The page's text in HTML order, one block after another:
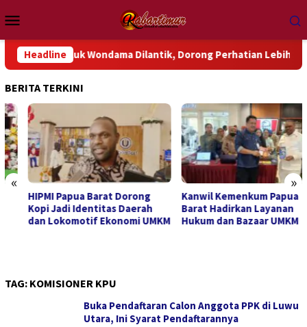
ke
kontenMobile
Headline
Teluk Wondama Dilantik, Dorong Perhatian Lebih Serius
BERITA TERKINI
« »
HIPMI Papua Barat Dorong
Kopi Jadi Identitas Daerah
dan Lokomotif Ekonomi UMKM
Kanwil Kemenkum Papua
Barat Hadirkan Layanan
Hukum dan Bazaar UMKM
TAG: KOMISIONER KPU
Buka Pendaftaran Calon Anggota PPK di Luwu
Utara, Ini Syarat Pendaftarannya